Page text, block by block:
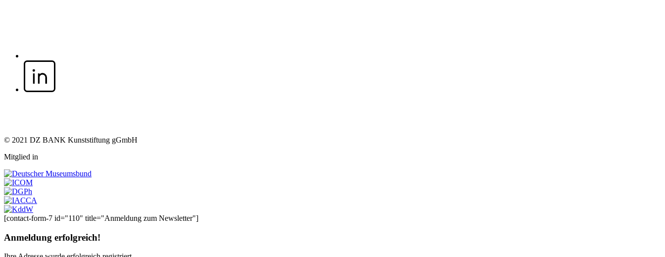
© 2021 DZ BANK Kunststiftung gGmbH
Mitglied in
[contact-form-7 id="110" title="Anmeldung zum Newsletter"]
Anmeldung erfolgreich!